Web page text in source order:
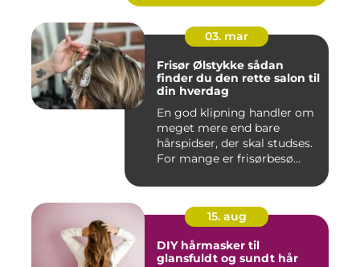
03. mar
Frisør Ølstykke sådan
finder du den rette salon til
din hverdag
En god klipning handler om
meget mere end bare
hårspidser, der skal studses.
For mange er frisørbesø...
15. aug
DIY hårmasker til
glansfuldt og sundt hår